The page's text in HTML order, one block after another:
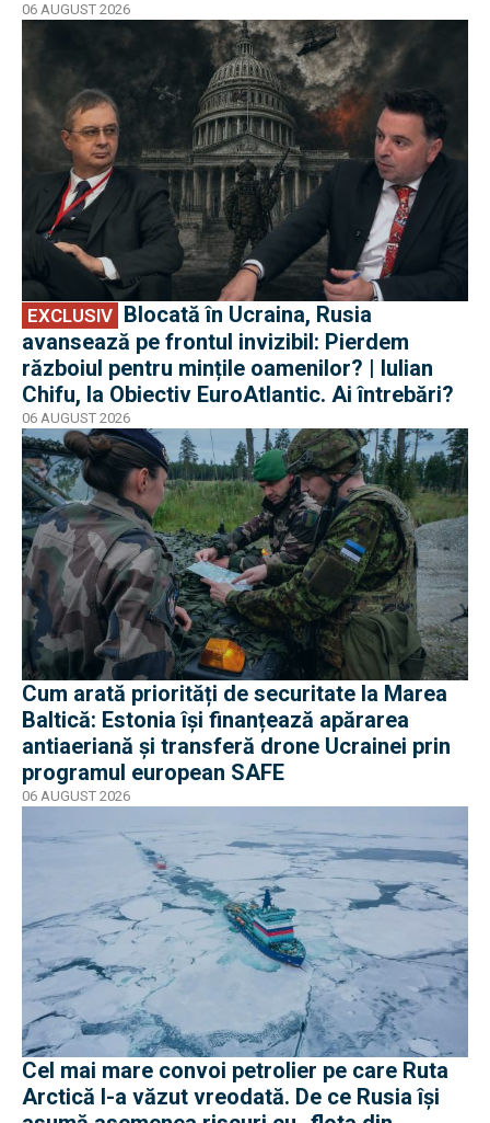
06 AUGUST 2026
EXCLUSIV
avansează pe frontul invizibil: Pierdem
războiul pentru mințile oamenilor? | Iulian
Chifu, la Obiectiv EuroAtlantic. Ai întrebări?
06 AUGUST 2026
Cum arată priorități de securitate la Marea
Baltică: Estonia își finanțează apărarea
antiaeriană și transferă drone Ucrainei prin
programul european SAFE
06 AUGUST 2026
Cel mai mare convoi petrolier pe care Ruta
Arctică l-a văzut vreodată. De ce Rusia își